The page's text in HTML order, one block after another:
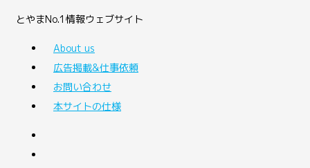
とやまNo.1情報ウェブサイト
About us
広告掲載&仕事依頼
お問い合わせ
本サイトの仕様